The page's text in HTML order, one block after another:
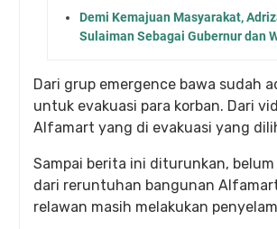
Demi Kemajuan Masyarakat,
Sulaiman Sebagai Gubernur dan
Dari grup emergence bawa sudah
untuk evakuasi para korban. Dari
Alfamart yang di evakuasi yang
Sampai berita ini diturunkan,
dari reruntuhan bangunan
relawan masih melakukan